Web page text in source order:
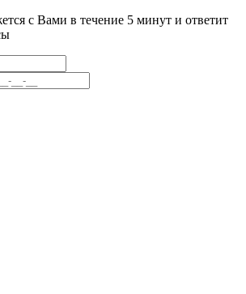
с Вами в течение 5 минут и ответит